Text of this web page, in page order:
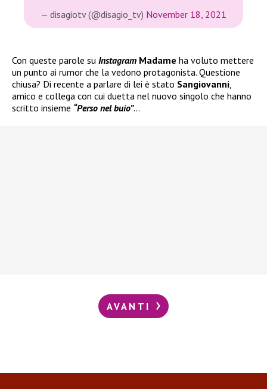
— disagiotv (@disagio_tv) November 18, 2021
Con queste parole su Instagram Madame ha voluto mettere
un punto ai rumor che la vedono protagonista. Questione
chiusa? Di recente a parlare di lei è stato Sangiovanni,
amico e collega con cui duetta nel nuovo singolo che hanno
scritto insieme “Perso nel buio”…
AVANTI